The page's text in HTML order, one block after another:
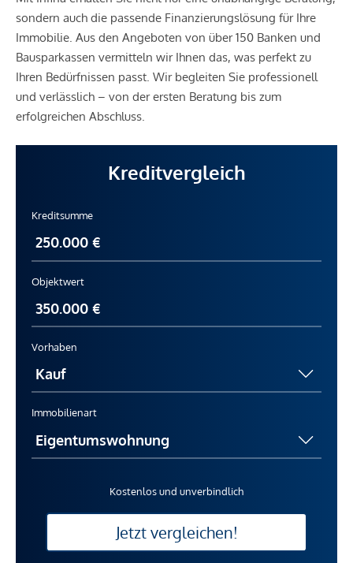
sondern auch die passende Finanzierungslösung für Ihre
Immobilie. Aus den Angeboten von über 150 Banken und
Bausparkassen vermitteln wir Ihnen das, was perfekt zu
Ihren Bedürfnissen passt. Wir begleiten Sie professionell
und verlässlich – von der ersten Beratung bis zum
erfolgreichen Abschluss.
Kreditvergleich
Kreditsumme
Objektwert
Vorhaben
Immobilienart
Kostenlos und unverbindlich
Jetzt vergleichen!